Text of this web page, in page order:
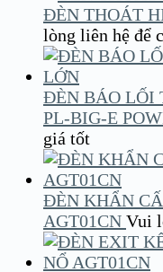
ĐÈN THOÁT
lòng liên hệ để
ĐÈN BÁO LỐI
PL-BIG-E
giá tốt
ĐÈN KHẨN
AGT01CN Vui